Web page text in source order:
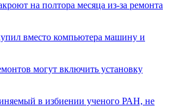
на полтора месяца из-за ремонта
вместо компьютера машину и
могут включить установку
в избиении ученого РАН, не